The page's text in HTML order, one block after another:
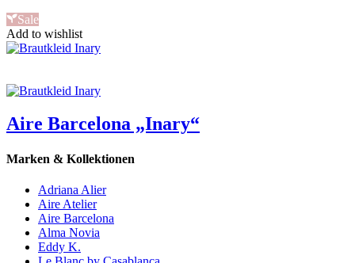
Sale
Add to wishlist
Aire Barcelona „Inary“
Marken & Kollektionen
Adriana Alier
Aire Atelier
Aire Barcelona
Alma Novia
Eddy K.